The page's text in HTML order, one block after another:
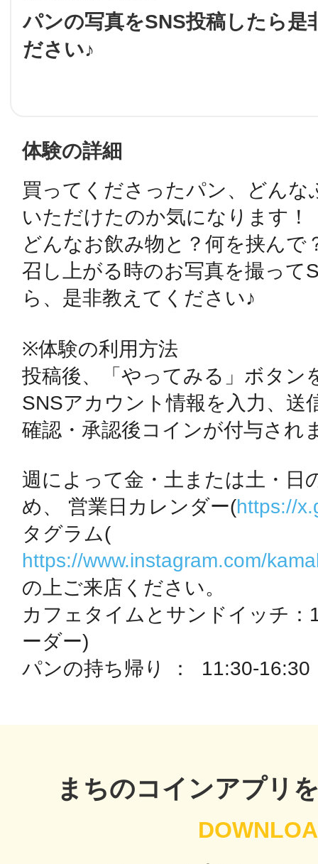
パンの写真をSNS投稿したら是
ださい♪
URLをコピー
体験の詳細
買ってくださったパン、どんな
いただけたのか気になります！
どんなお飲み物と？何を挟んで
召し上がる時のお写真を撮って
ら、是非教えてください♪
※体験の利用方法
投稿後、「やってみる」ボタン
SNSアカウント情報を入力、送
確認・承認後コインが付与され
週によって金・土または土・日
め、 営業日カレンダー(https://
タグラム(
https://www.instagram.com/
の上ご来店ください。
カフェタイムとサンドイッチ
ーダー)
パンの持ち帰り ：  11:30-16:30
まちのコインアプリ
智頭
鴻巣
池袋
生駒
高知市